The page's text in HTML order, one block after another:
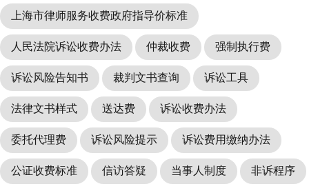
上海市律师服务收费政府指导价标准
人民法院诉讼收费办法 仲裁收费 强制执行费
诉讼风险告知书 裁判文书查询 诉讼工具
法律文书样式 送达费 诉讼收费办法
委托代理费 诉讼风险提示 诉讼费用缴纳办法
公证收费标准 信访答疑 当事人制度 非诉程序